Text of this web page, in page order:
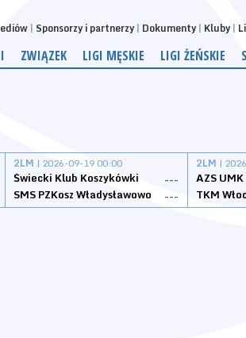
Sponsorzy i partnerzy Dokumenty Kluby
ZWIĄZEK LIGI MĘSKIE LIGI ŻEŃSKIE
2LM | 2026-09-19 00:00
Świecki Klub Koszykówki
---
SMS PZKosz Władysławowo
---
2LM |
AZS
TKM